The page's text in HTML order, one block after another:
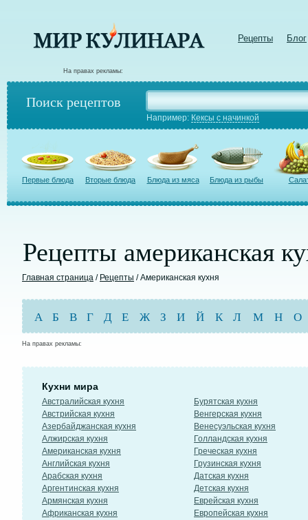
Рецепты Блог
На правах рекламы:
Поиск рецептов
Например: Кексы с начинкой
Первые блюда Вторые блюда Блюда из мяса Блюда из рыбы
Рецепты американская
Главная страница / Рецепты / Американская кухня
А Б В Г Д Е Ж З И Й К Л М Н О
На правах рекламы:
Кухни мира
Австралийская кухня
Австрийская кухня
Азербайджанская кухня
Алжирская кухня
Американская кухня
Английская кухня
Арабская кухня
Аргентинская кухня
Армянская кухня
Африканская кухня
Бурятская кухня
Венгерская кухня
Венесуэльская кухня
Голландская кухня
Греческая кухня
Грузинская кухня
Датская кухня
Детская кухня
Еврейская кухня
Европейская кухня